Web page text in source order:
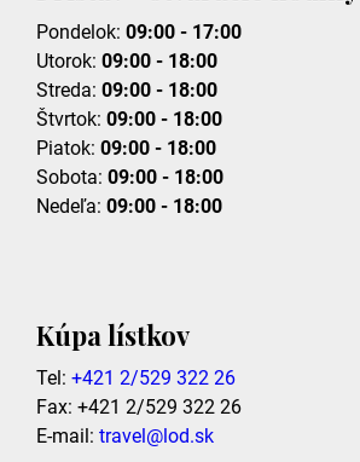
Pondelok: 09:00 - 17:00
Utorok: 09:00 - 18:00
Streda: 09:00 - 18:00
Štvrtok: 09:00 - 18:00
Piatok: 09:00 - 18:00
Sobota: 09:00 - 18:00
Nedeľa: 09:00 - 18:00
Kúpa lístkov
Tel: +421 2/529 322 26
Fax: +421 2/529 322 26
E-mail: travel@lod.sk